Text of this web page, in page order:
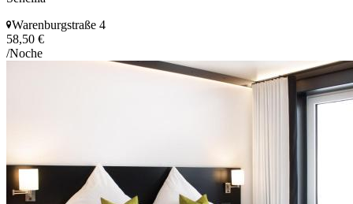
Warenburgstraße 4
58,50 €
/Noche